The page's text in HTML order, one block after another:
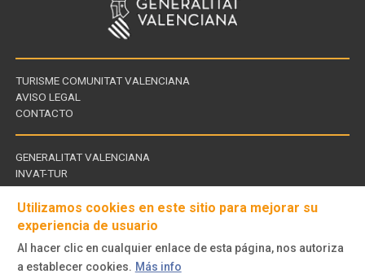
TURISME COMUNITAT VALENCIANA
AVISO LEGAL
CONTACTO
Links
of
interest
GENERALITAT VALENCIANA
INVAT-TUR
CDT - CENTROS DE TURISMO
Follow
Utilizamos cookies en este sitio para mejorar su
experiencia de usuario
Al hacer clic en cualquier enlace de esta página, nos autoriza
a establecer cookies. Más info